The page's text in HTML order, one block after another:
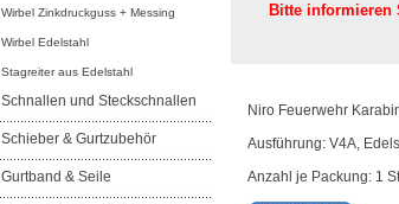
Wirbel Zinkdruckguss + Messing
Wirbel Edelstahl
Stagreiter aus Edelstahl
Schnallen und Steckschnallen
Schieber & Gurtzubehör
Gurtband & Seile
Bitte informieren
Niro Feuerwehr
Ausführung: V4A,
Anzahl je Packung: 1